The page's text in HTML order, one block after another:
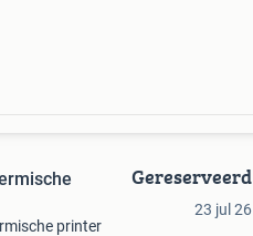
printer
Gereserveerd
23 jul 26